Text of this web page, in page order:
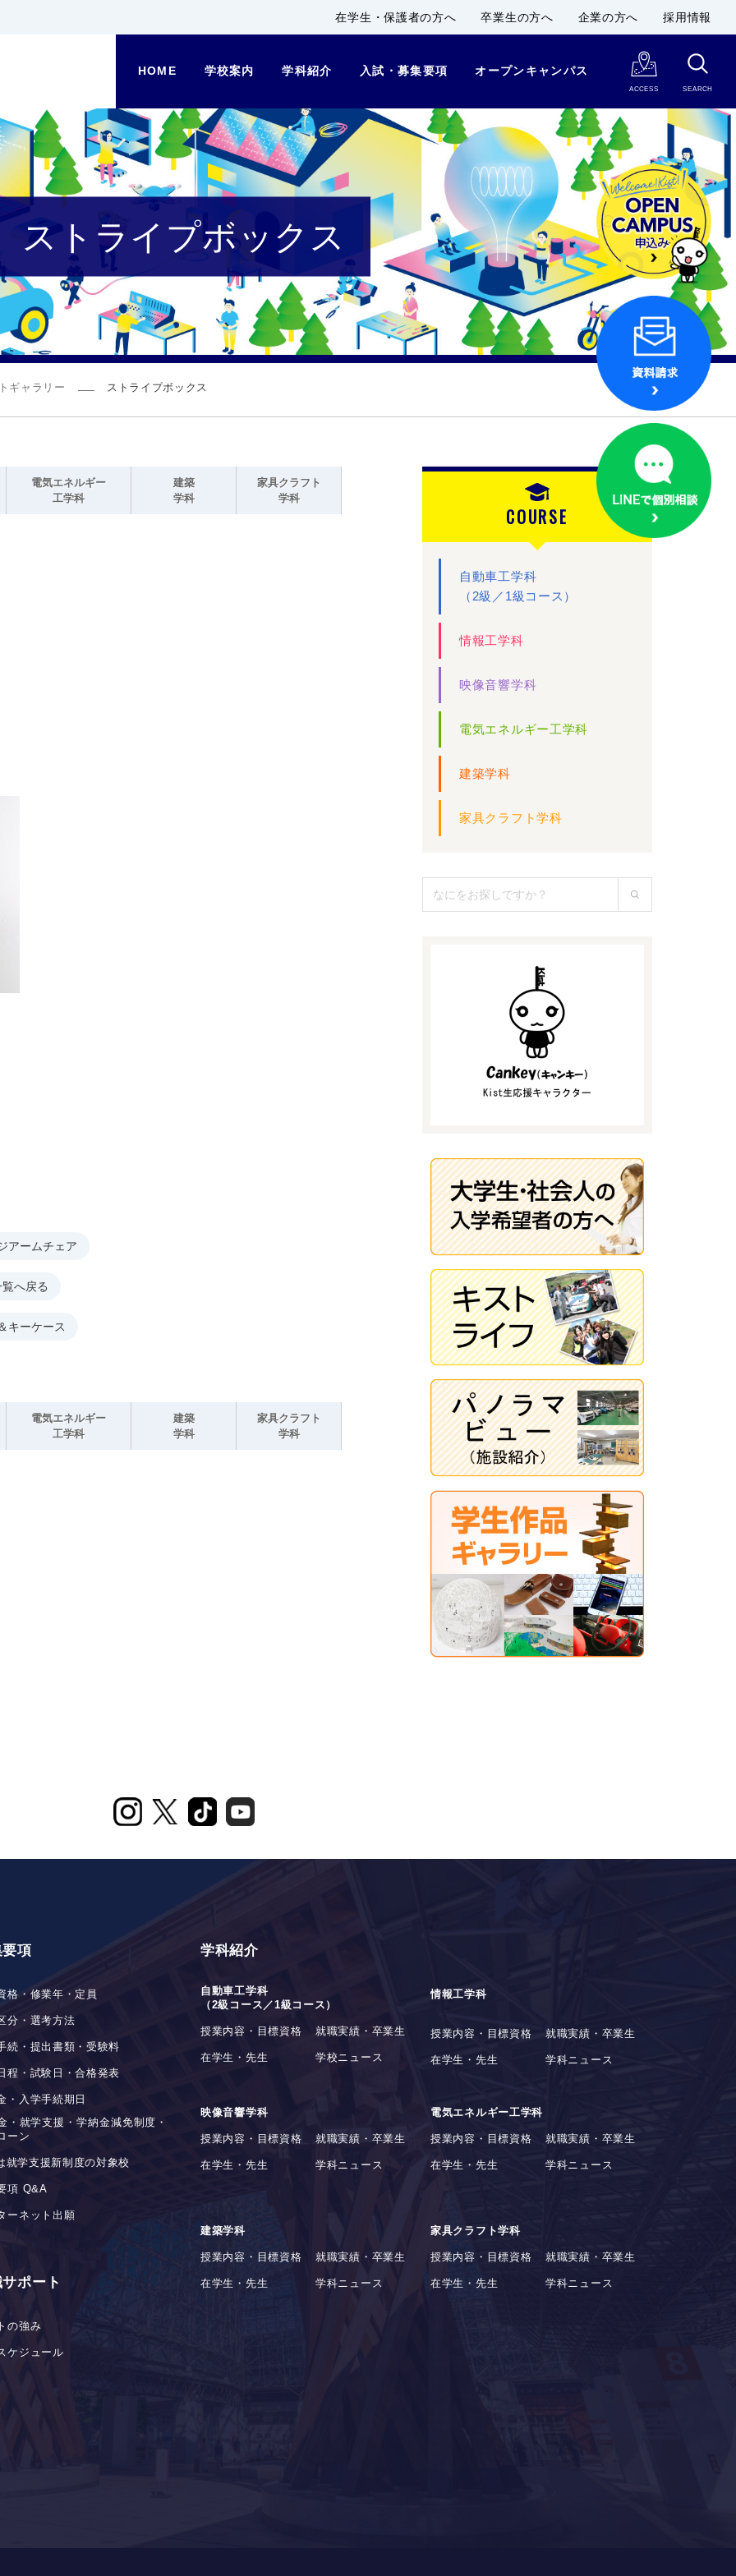
在学生・保護者の方へ 卒業生の方へ 企業の方へ 採用情報
HOME 学校案内 学科紹介 入試・募集要項 オープンキャンパス
ACCESS SEARCH
ストライプボックス
ギャラリー ストライプボックス
電気エネルギー
工学科
建築
学科
家具クラフト
学科
アームチェア
へ戻る
キーケース
電気エネルギー
工学科
建築
学科
家具クラフト
学科
COURSE
自動車工学科
（2級／1級コース）
情報工学科
映像音響学科
電気エネルギー工学科
建築学科
家具クラフト学科
項
格・修業年・定員
分・選考方法
続・提出書類・受験料
程・試験日・合格発表
・入学手続期日
・就学支援・学納金減免制度・
ーン
就学支援新制度の対象校
項 Q&A
ーネット出願
ポート
の強み
ケジュール
学科紹介
自動車工学科
（2級コース／1級コース）
授業内容・目標資格 就職実績・卒業生
在学生・先生 学校ニュース
情報工学科
授業内容・目標資格 就職実績・卒業生
在学生・先生 学科ニュース
映像音響学科
授業内容・目標資格 就職実績・卒業生
在学生・先生 学科ニュース
電気エネルギー工学科
授業内容・目標資格 就職実績・卒業生
在学生・先生 学科ニュース
建築学科
授業内容・目標資格 就職実績・卒業生
在学生・先生 学科ニュース
家具クラフト学科
授業内容・目標資格 就職実績・卒業生
在学生・先生 学科ニュース